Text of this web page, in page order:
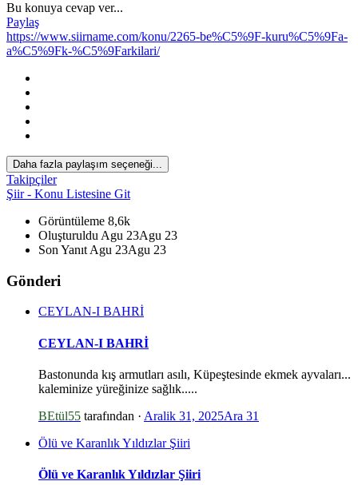
Bu konuya cevap ver...
Paylaş
https://www.siirname.com/konu/2265-be%C5%9F-kuru%C5%9Fa-
a%C5%9Fk-%C5%9Farkilari/
Daha fazla paylaşım seçeneği...
Takipçiler
Şiir - Konu Listesine Git
Görüntüleme 8,6k
Oluşturuldu Agu 23Agu 23
Son Yanıt Agu 23Agu 23
Gönderi
CEYLAN-I BAHRİ
CEYLAN-I BAHRİ
Bastonunda kış armutları asılı, Küpeştesinde ekmek ayvaları...
kaleminize yüreğinize sağlık.....
BEtül55 tarafından · Aralik 31, 2025Ara 31
Ölü ve Karanlık Yıldızlar Şiiri
Ölü ve Karanlık Yıldızlar Şiiri